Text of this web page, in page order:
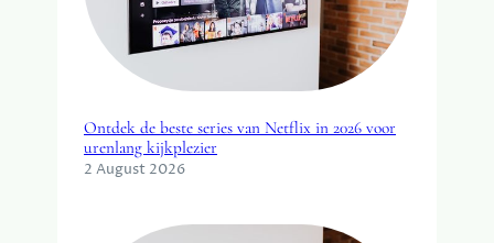
Ontdek de beste series van Netflix in 2026 voor
urenlang kijkplezier
2 August 2026